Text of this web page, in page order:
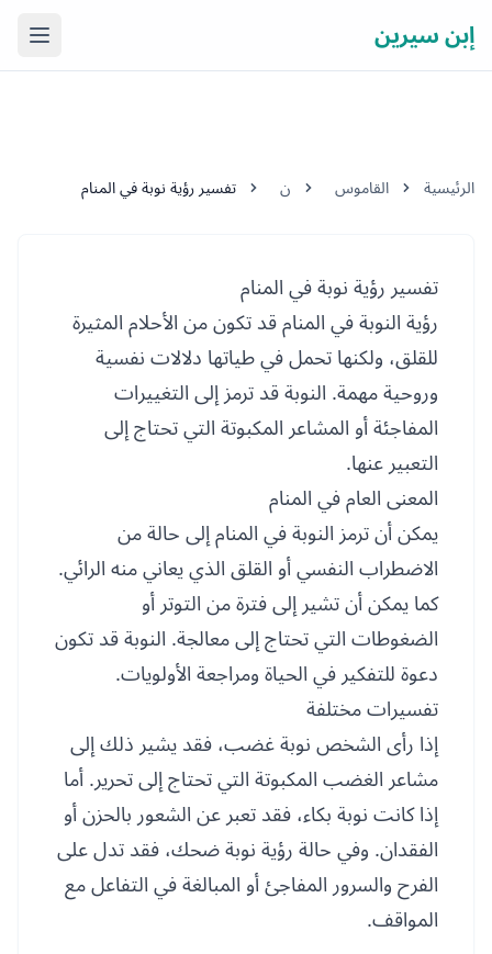
إبن سيرين فتح
الرئيسية القاموس ن تفسير رؤية نوبة في المنام
تفسير رؤية نوبة في المنام
رؤية النوبة في المنام قد تكون من الأحلام المثيرة
للقلق، ولكنها تحمل في طياتها دلالات نفسية
وروحية مهمة. النوبة قد ترمز إلى التغييرات
المفاجئة أو المشاعر المكبوتة التي تحتاج إلى
التعبير عنها.
المعنى العام في المنام
يمكن أن ترمز النوبة في المنام إلى حالة من
الاضطراب النفسي أو القلق الذي يعاني منه الرائي.
كما يمكن أن تشير إلى فترة من التوتر أو
الضغوطات التي تحتاج إلى معالجة. النوبة قد تكون
دعوة للتفكير في الحياة ومراجعة الأولويات.
تفسيرات مختلفة
إذا رأى الشخص نوبة غضب، فقد يشير ذلك إلى
مشاعر الغضب المكبوتة التي تحتاج إلى تحرير. أما
إذا كانت نوبة بكاء، فقد تعبر عن الشعور بالحزن أو
الفقدان. وفي حالة رؤية نوبة ضحك، فقد تدل على
الفرح والسرور المفاجئ أو المبالغة في التفاعل مع
المواقف.